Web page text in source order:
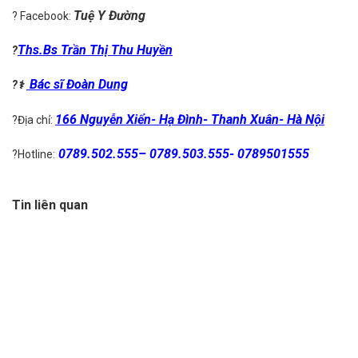
? Facebook: Tuệ Y Đường
?Ths.Bs Trần Thị Thu Huyền
?‍⚕️ Bác sĩĐoàn Dung
?Địa chỉ: 166 Nguyễn Xiển- Hạ Đình- Thanh Xuân- Hà Nội
?Hotline: 0789.502.555– 0789.503.555- 0789501555
Tin liên quan